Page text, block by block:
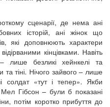
сценарії, де нема ані
історій, ані жінок що
які доповнюють характери
кінцівками. Навіть
лише безликі хейнкелі та
та тіні. Нічого зайвого – лише
солдат «тут і тепер». Якби
Гібсон – були б показані
потім коротко прибуття до